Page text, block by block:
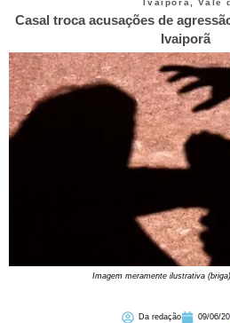
Ivaiporã ,Vale
Casal troca acusações de
Ivaiporã
Imagem meramente ilustrativa
Da redação 09/06/